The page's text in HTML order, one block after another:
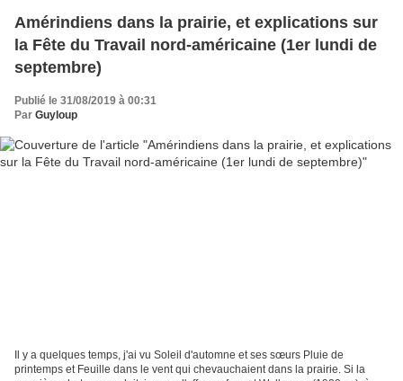
Amérindiens dans la prairie, et explications sur
la Fête du Travail nord-américaine (1er lundi de
septembre)
Publié le 31/08/2019 à 00:31
Par Guyloup
Il y a quelques temps, j'ai vu Soleil d'automne et ses sœurs Pluie de
printemps et Feuille dans le vent qui chevauchaient dans la prairie. Si la